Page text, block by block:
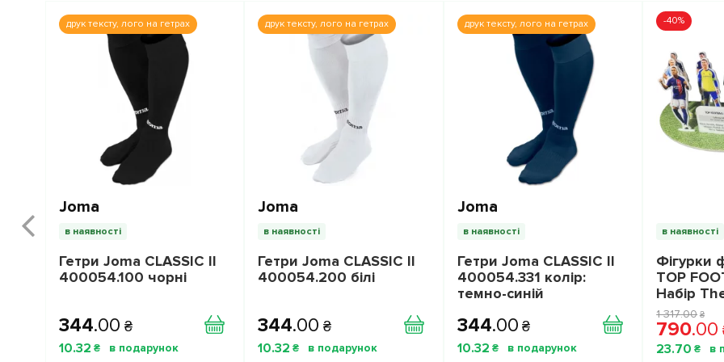
друк тексту, лого на гетрах
Joma
в наявності
Гетри Joma CLASSIC II
400054.100 чорні
344.00 ₴
10.32 ₴
друк тексту, лого на гетрах
Joma
в наявності
Гетри Joma CLASSIC II
400054.200 білі
344.00 ₴
10.32 ₴
друк тексту, лого на гетрах
Joma
в наявності
Гетри Joma CLASSIC II
400054.331 колір:
темно-синій
344.00 ₴
10.32 ₴
-40%
в наявності
Фігурки
TOP
Набір
Stars
1 317.00 ₴
790.00
23.70 ₴